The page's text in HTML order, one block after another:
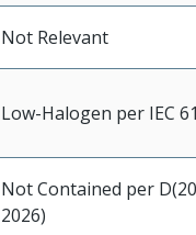
Not Relevant
Low-Halogen per IEC
Not Contained per
2026)